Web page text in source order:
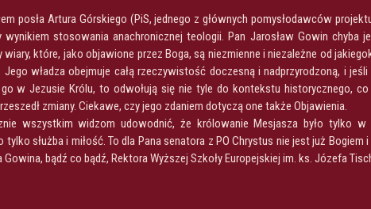
posła Artura Górskiego (PiS, jednego z głównych pomysłodawców
wynikiem stosowania anachronicznej teologii. Pan Jarosław Gowin chyba
które, jako objawione przez Boga, są niezmienne i niezależne od
władza obejmuje całą rzeczywistość doczesną i nadprzyrodzoną, i
w Jezusie Królu, to odwołują się nie tyle do kontekstu historycznego,
zmiany. Ciekawe, czy jego zdaniem dotyczą one także Objawienia.
wszystkim widzom udowodnić, że królowanie Mesjasza było tylko w
służba i miłość. To dla Pana senatora z PO Chrystus nie jest już Bogiem
bądź co bądź, Rektora Wyższej Szkoły Europejskiej im. ks. Józefa